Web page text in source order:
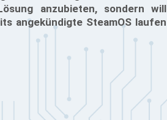
anzubieten, sondern will
angekündigte SteamOS laufen